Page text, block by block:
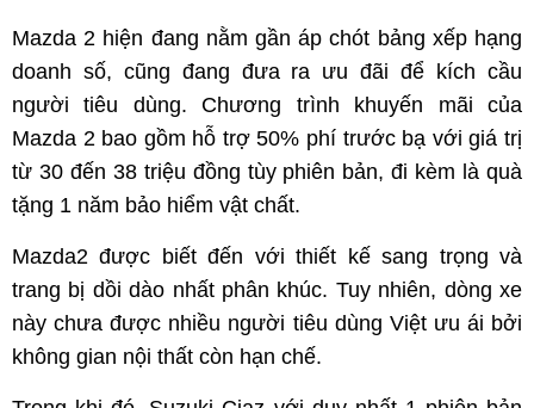
Mazda 2 hiện đang nằm gần áp chót bảng xếp hạng
doanh số, cũng đang đưa ra ưu đãi để kích cầu
người tiêu dùng. Chương trình khuyến mãi của
Mazda 2 bao gồm hỗ trợ 50% phí trước bạ với giá trị
từ 30 đến 38 triệu đồng tùy phiên bản, đi kèm là quà
tặng 1 năm bảo hiểm vật chất.
Mazda2 được biết đến với thiết kế sang trọng và
trang bị dồi dào nhất phân khúc. Tuy nhiên, dòng xe
này chưa được nhiều người tiêu dùng Việt ưu ái bởi
không gian nội thất còn hạn chế.